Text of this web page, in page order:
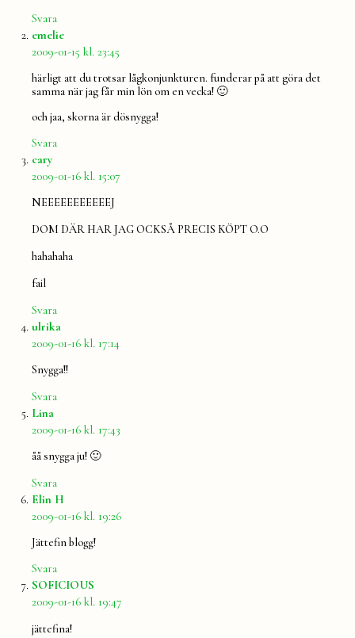
Svara
emeliesäger:
2009-01-15 kl. 23:45
härligt att du trotsar lågkonjunkturen. funderar på att göra det
samma när jag får min lön om en vecka! 🙂
och jaa, skorna är dösnygga!
Svara
carysäger:
2009-01-16 kl. 15:07
NEEEEEEEEEEEJ
DOM DÄR HAR JAG OCKSÅ PRECIS KÖPT O.O
hahahaha
fail
Svara
ulrika
2009-01-16 kl. 17:14
Snygga!!
Svara
Lina
2009-01-16 kl. 17:43
åå snygga ju! 🙂
Svara
Elin H
2009-01-16 kl. 19:26
Jättefin blogg!
Svara
SOFICIOUS
2009-01-16 kl. 19:47
jättefina!